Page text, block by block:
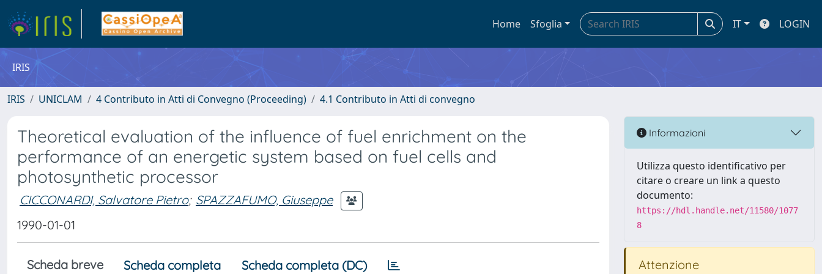
Home Sfoglia IT LOGIN
IRIS
IRIS UNICLAM 4 Contributo in Atti di Convegno (Proceeding) 4.1 Contributo in Atti di convegno
Theoretical evaluation of the influence of fuel enrichment on the
performance of an energetic system based on fuel cells and
photosynthetic processor
CICCONARDI, Salvatore Pietro; SPAZZAFUMO, Giuseppe
1990-01-01
Scheda breve Scheda completa Scheda completa (DC)
Informazioni
Utilizza questo identificativo per
citare o creare un link a questo
documento:
https://hdl.handle.net/11580/1077
8
Attenzione